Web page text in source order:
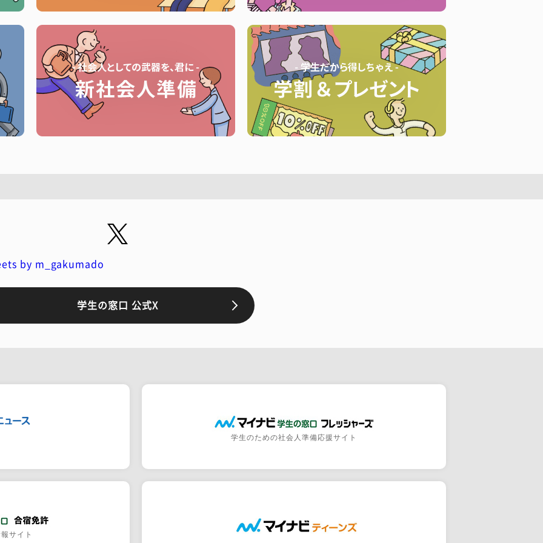
by m_gakumado
学生の窓口 公式X
学生のための社会人準備応援サイト
サイト